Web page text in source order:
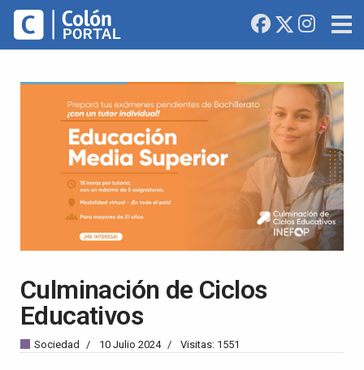
Culminación de Ciclos
Educativos
Sociedad 10 Julio 2024 Visitas: 1551